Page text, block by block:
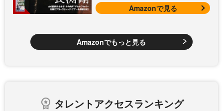
Amazonで見る
Amazonでもっと見る
タレントアクセスランキング